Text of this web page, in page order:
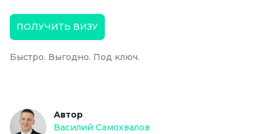
ПОЛУЧИТЬ ВИЗУ
Быстро. Выгодно. Под ключ.
Автор
Василий Самохвалов